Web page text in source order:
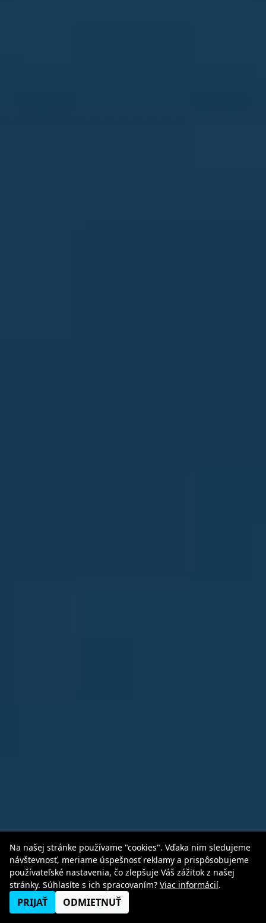
Na našej stránke používame "cookies". Vďaka nim sledujeme
návštevnosť, meriame úspešnosť reklamy a prispôsobujeme
používateľské nastavenia, čo zlepšuje Váš zážitok z našej
stránky. Súhlasíte s ich spracovaním? Viac informácií.
PRIJAŤ ODMIETNUŤ